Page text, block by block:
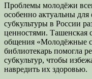
Проблемы молодёжи
особенно актуальны
субкультуры в России
ценностями. Ташенская
общения «Молодёжные
библиотекарь помогла
субкультур, чтобы
навредить их здоровью.